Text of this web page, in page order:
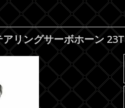
リングサーボホーン 23T